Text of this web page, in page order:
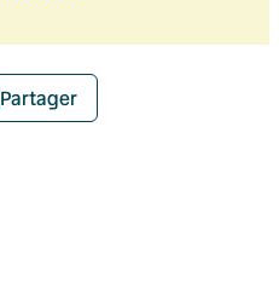
Partager